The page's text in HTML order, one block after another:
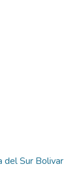
del Sur Bolivar